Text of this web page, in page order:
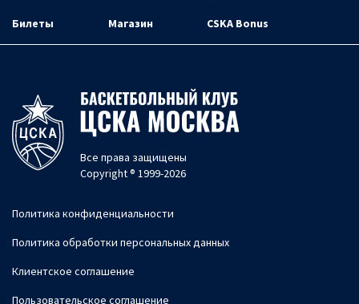
Билеты Магазин CSKA Bonus
Все права защищены
Copyright ® 1999-2026
Политика конфиденциальности
Политика обработки персональных данных
Клиентское соглашение
Пользовательское соглашение